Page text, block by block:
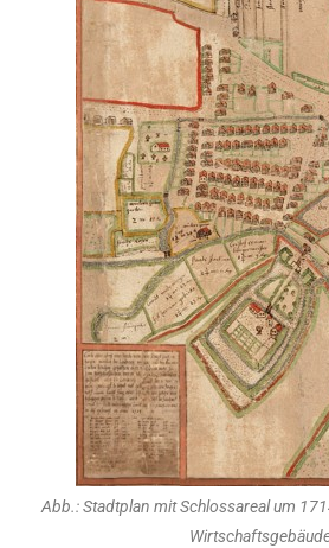
Abb.: Stadtplan mit Schlossareal um